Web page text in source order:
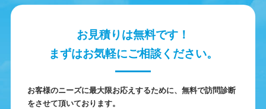
お見積りは無料です！
まずはお気軽にご相談ください。
お客様のニーズに最大限お応えするために、無料で訪問診断
をさせて頂いております。